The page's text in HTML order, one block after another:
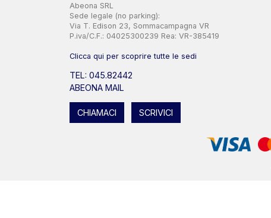
Abeona SRL
Sede legale (no parking):
Via T. Edison 23, Sommacampagna VR
P.iva/C.F.: 04025300239 Rea: VR-385419
Clicca qui per scoprire tutte le sedi
TEL: 045.82442
ABEONA MAIL
CHIAMACI SCRIVICI